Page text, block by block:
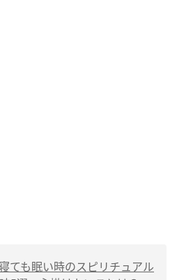
ても眠い時のスピリチュアル